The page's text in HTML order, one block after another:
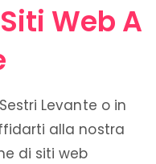
Web A
Levante o in
alla nostra
di siti web